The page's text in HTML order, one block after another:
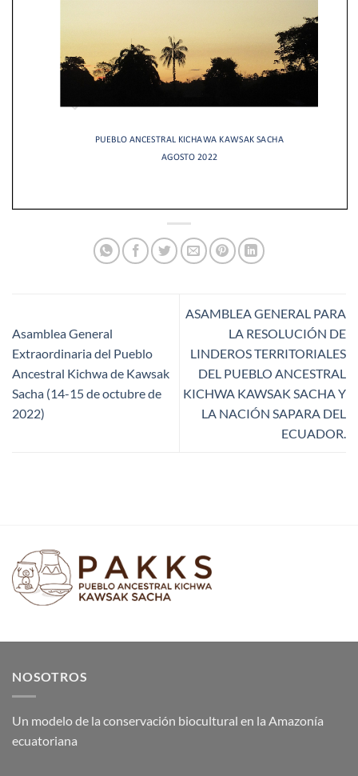
Asamblea General
Extraordinaria del Pueblo
Ancestral Kichwa de Kawsak
Sacha (14-15 de octubre de
2022)
ASAMBLEA GENERAL PARA
LA RESOLUCIÓN DE
LINDEROS TERRITORIALES
DEL PUEBLO ANCESTRAL
KICHWA KAWSAK SACHA Y
LA NACIÓN SAPARA DEL
ECUADOR.
NOSOTROS
Un modelo de la conservación biocultural en la Amazonía
ecuatoriana